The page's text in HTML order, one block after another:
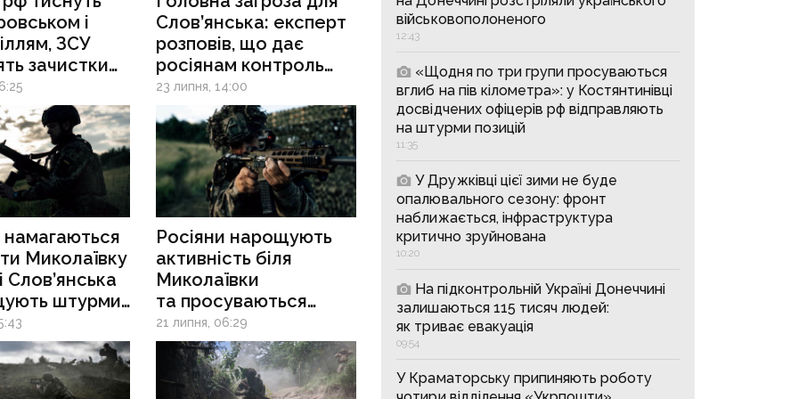
і
ЗСУ
зачистки
Лимана
Слов’янська: експерт
розповів, що дає
росіянам контроль
над панівними
висотами
23 липня, 14:00
намагаються
Миколаївку
Слов’янська
штурми
Яру
Росіяни нарощують
активність біля
Миколаївки
та просуваються
малими піхотними
групами в районі
Покровська
21 липня, 06:29
військовополоненого
12:43
«Щодня по три групи просуваються
вглиб на пів кілометра»: у Костянтинівці
досвідчених офіцерів рф відправляють
на штурми позицій
11:35
У Дружківці цієї зими не буде
опалювального сезону: фронт
наближається, інфраструктура
критично зруйнована
10:20
На підконтрольній Україні Донеччині
залишаються 115 тисяч людей:
як триває евакуація
09:54
У Краматорську припиняють роботу